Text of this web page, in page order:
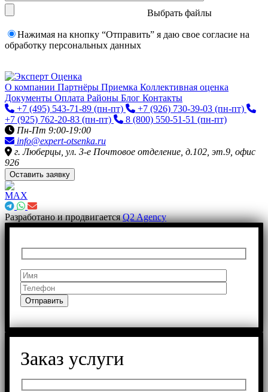
Выбрать файлы
Нажимая на кнопку “Отправить” я даю свое согласие на
обработку персональных данных
О компании Партнёры Приемка Коллективная оценка
Документы Оплата Районы Блог Контакты
+7 (495) 543-71-89 (пн-пт) +7 (926) 730-39-03 (пн-пт)
+7 (925) 762-20-83 (пн-пт) 8 (800) 550-51-51 (пн-пт)
Пн-Пт 9:00-19:00
info@expert-otsenka.ru
г. Люберцы, ул. 3-е Почтовое отделение, д.102, эт.9, офис
926
Оставить заявку
Разработано и продвигаетсяQ2 Agency
Заказ услуги